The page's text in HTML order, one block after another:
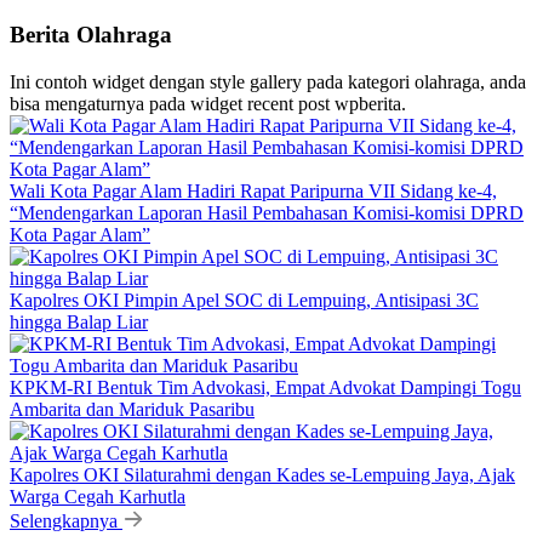
Berita Olahraga
Ini contoh widget dengan style gallery pada kategori olahraga, anda
bisa mengaturnya pada widget recent post wpberita.
Wali Kota Pagar Alam Hadiri Rapat Paripurna VII Sidang ke-4,
“Mendengarkan Laporan Hasil Pembahasan Komisi-komisi DPRD
Kota Pagar Alam”
Kapolres OKI Pimpin Apel SOC di Lempuing, Antisipasi 3C
hingga Balap Liar
KPKM-RI Bentuk Tim Advokasi, Empat Advokat Dampingi Togu
Ambarita dan Mariduk Pasaribu
Kapolres OKI Silaturahmi dengan Kades se-Lempuing Jaya, Ajak
Warga Cegah Karhutla
Selengkapnya